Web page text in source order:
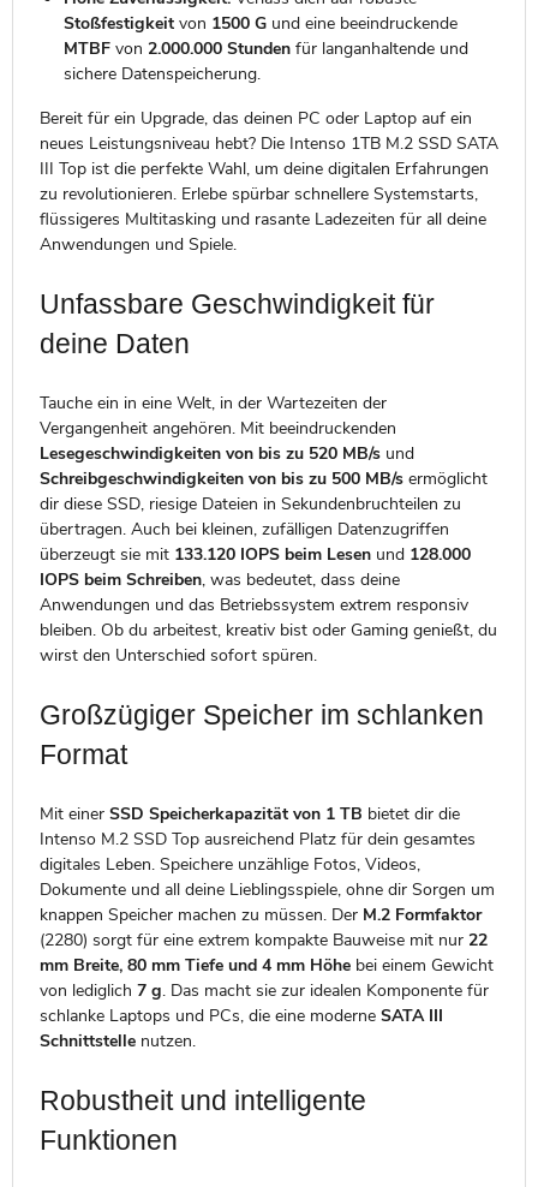
Stoßfestigkeitvon 1500 Gund eine beeindruckende
MTBFvon 2.000.000 Stundenfür langanhaltende und
sichere Datenspeicherung.
Bereit für ein Upgrade, das deinen PC oder Laptop auf ein
neues Leistungsniveau hebt? Die Intenso 1TB M.2 SSD SATA
III Top ist die perfekte Wahl, um deine digitalen Erfahrungen
zu revolutionieren. Erlebe spürbar schnellere Systemstarts,
flüssigeres Multitasking und rasante Ladezeiten für all deine
Anwendungen und Spiele.
Unfassbare Geschwindigkeit für
deine Daten
Tauche ein in eine Welt, in der Wartezeiten der
Vergangenheit angehören. Mit beeindruckenden
Lesegeschwindigkeiten von bis zu 520 MB/sund
Schreibgeschwindigkeiten von bis zu 500 MB/sermöglicht
dir diese SSD, riesige Dateien in Sekundenbruchteilen zu
übertragen. Auch bei kleinen, zufälligen Datenzugriffen
überzeugt sie mit 133.120 IOPS beim Lesenund 128.000
IOPS beim Schreiben, was bedeutet, dass deine
Anwendungen und das Betriebssystem extrem responsiv
bleiben. Ob du arbeitest, kreativ bist oder Gaming genießt, du
wirst den Unterschied sofort spüren.
Großzügiger Speicher im schlanken
Format
Mit einer SSD Speicherkapazität von 1 TB bietet dir die
Intenso M.2 SSD Top ausreichend Platz für dein gesamtes
digitales Leben. Speichere unzählige Fotos, Videos,
Dokumente und all deine Lieblingsspiele, ohne dir Sorgen um
knappen Speicher machen zu müssen. Der M.2 Formfaktor
(2280) sorgt für eine extrem kompakte Bauweise mit nur 22
mm Breite, 80 mm Tiefe und 4 mm Höhebei einem Gewicht
von lediglich 7 g. Das macht sie zur idealen Komponente für
schlanke Laptops und PCs, die eine moderne SATA III
Schnittstellenutzen.
Robustheit und intelligente
Funktionen